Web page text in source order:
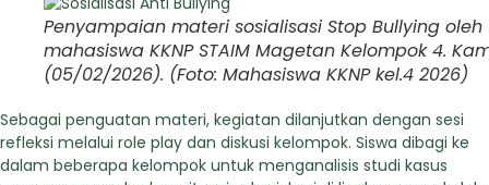
Penyampaian materi sosialisasi Stop Bullying oleh
mahasiswa KKNP STAIM Magetan Kelompok 4.
(05/02/2026). (Foto: Mahasiswa KKNP kel.4 2026)
Sebagai penguatan materi, kegiatan dilanjutkan dengan sesi
refleksi melalui role play dan diskusi kelompok. Siswa dibagi ke
dalam beberapa kelompok untuk menganalisis studi kasus